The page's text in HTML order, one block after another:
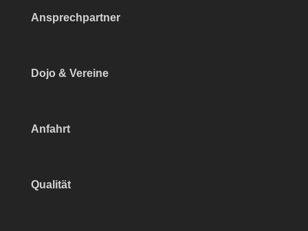
Ansprechpartner
Dojo & Vereine
Anfahrt
Qualität